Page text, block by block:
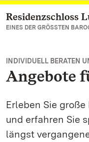
Zum Hauptinhalt
Residenzschloss
EINES DER GRÖSSTEN
INDIVIDUELL BERATEN
Angebote
Erleben Sie
und erfahren Sie
längst